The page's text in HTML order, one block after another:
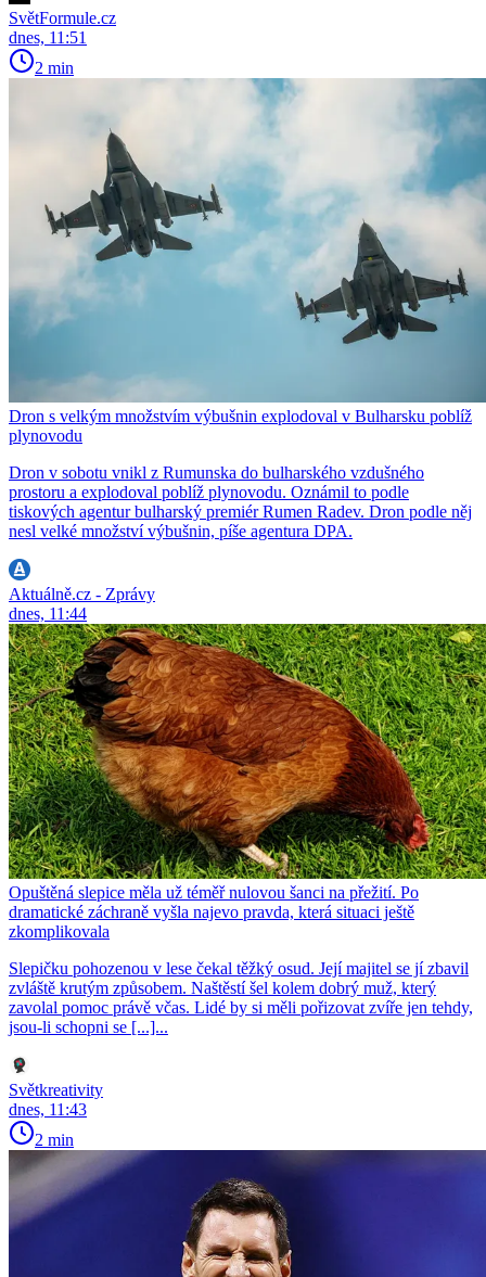
SvětFormule.cz
dnes, 11:51
2 min
Dron s velkým množstvím výbušnin explodoval v Bulharsku poblíž
plynovodu
Dron v sobotu vnikl z Rumunska do bulharského vzdušného
prostoru a explodoval poblíž plynovodu. Oznámil to podle
tiskových agentur bulharský premiér Rumen Radev. Dron podle něj
nesl velké množství výbušnin, píše agentura DPA.
Aktuálně.cz - Zprávy
dnes, 11:44
Opuštěná slepice měla už téměř nulovou šanci na přežití. Po
dramatické záchraně vyšla najevo pravda, která situaci ještě
zkomplikovala
Slepičku pohozenou v lese čekal těžký osud. Její majitel se jí zbavil
zvláště krutým způsobem. Naštěstí šel kolem dobrý muž, který
zavolal pomoc právě včas. Lidé by si měli pořizovat zvíře jen tehdy,
jsou-li schopni se [...]...
Světkreativity
dnes, 11:43
2 min